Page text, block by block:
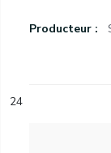
Producteur :
24